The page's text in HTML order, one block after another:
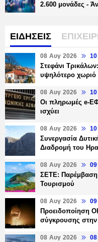
2.600 μονάδες -
ΕΙΔΗΣΕΙΣ
08 Αυγ 2026
Στεφάνι
υψηλότερο χωριό
08 Αυγ 2026
Οι πληρωμές e-
ισχύει
08 Αυγ 2026
Συνεργασία
Διαδρομή του
08 Αυγ 2026
ΣΕΤΕ: Παρέμβαση
Τουρισμού
08 Αυγ 2026
Προειδοποίηση
σύγκρουσης στην
08 Αυγ 2026